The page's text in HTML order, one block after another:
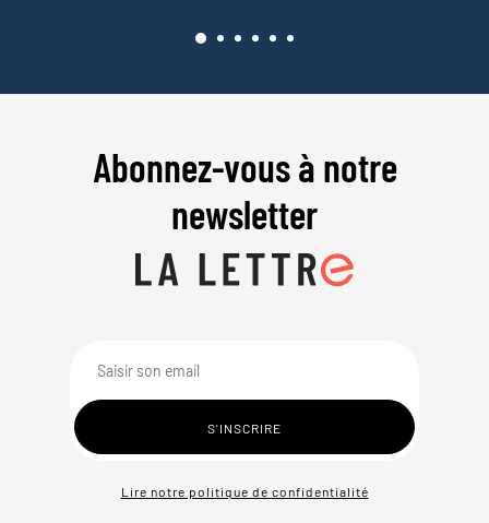
Abonnez-vous à notre
newsletter
Lire notre politique de confidentialité